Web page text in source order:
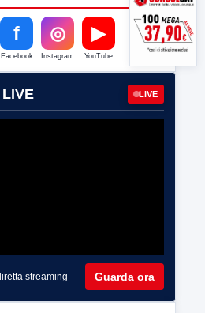
f
Facebook
◎
Instagram
▶
YouTube
LIVE
streaming Guarda ora